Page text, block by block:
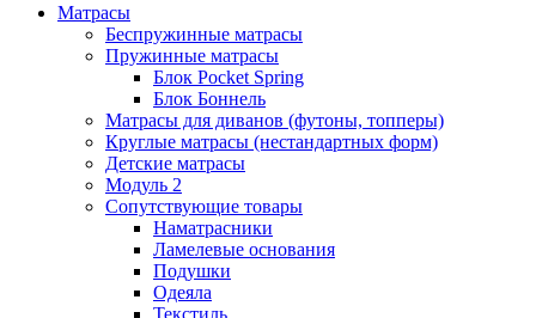
Матрасы
Беспружинные матрасы
Пружинные матрасы
Блок Pocket Spring
Блок Боннель
Матрасы для диванов (футоны, топперы)
Круглые матрасы (нестандартных форм)
Детские матрасы
Модуль 2
Сопутствующие товары
Наматрасники
Ламелевые основания
Подушки
Одеяла
Текстиль